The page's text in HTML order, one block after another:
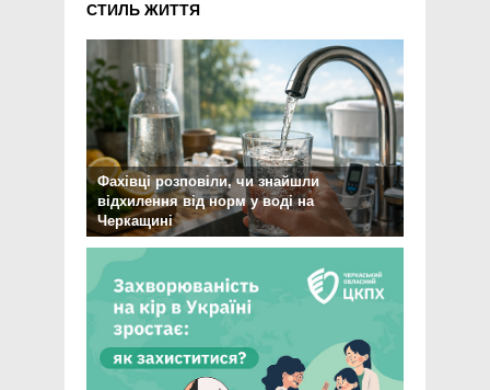
СТИЛЬ ЖИТТЯ
Фахівці розповіли, чи знайшли
відхилення від норм у воді на
Черкащині